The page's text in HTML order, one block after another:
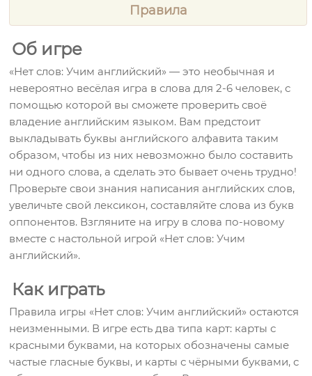
Правила
Об игре
«Нет слов: Учим английский» — это необычная и
невероятно весёлая игра в слова для 2-6 человек, с
помощью которой вы сможете проверить своё
владение английским языком. Вам предстоит
выкладывать буквы английского алфавита таким
образом, чтобы из них невозможно было составить
ни одного слова, а сделать это бывает очень трудно!
Проверьте свои знания написания английских слов,
увеличьте свой лексикон, составляйте слова из букв
оппонентов. Взгляните на игру в слова по-новому
вместе с настольной игрой «Нет слов: Учим
английский».
Как играть
Правила игры «Нет слов: Учим английский» остаются
неизменными. В игре есть два типа карт: карты с
красными буквами, на которых обозначены самые
частые гласные буквы, и карты с чёрными буквами, с